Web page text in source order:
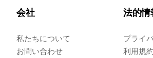
会社
私たちについて
お問い合わせ
法的情
プライ
利用規約